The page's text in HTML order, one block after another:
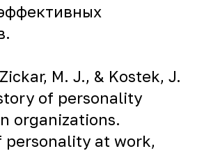
M. J., & Kostek, J.
of personality
organizations.
personality at work,